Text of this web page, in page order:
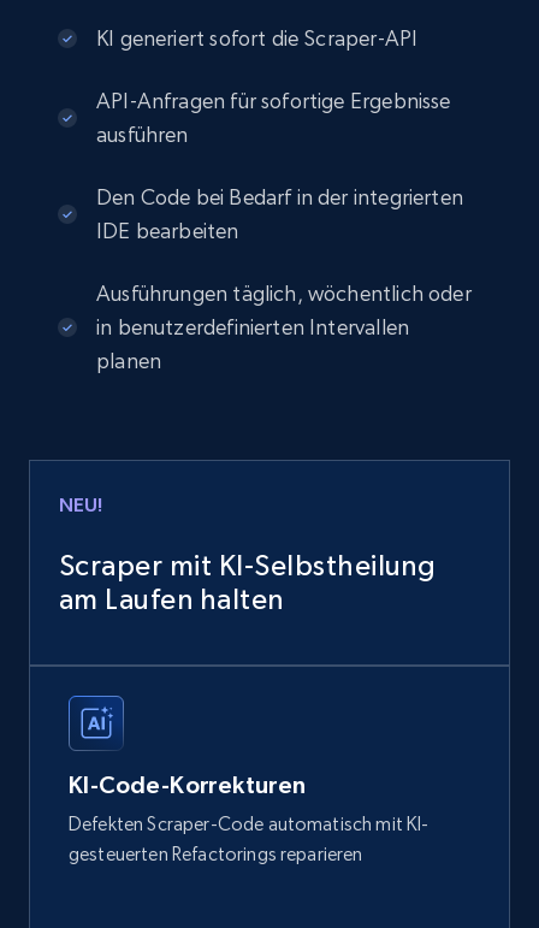
KI generiert sofort die Scraper-API
API-Anfragen für sofortige Ergebnisse
ausführen
Den Code bei Bedarf in der integrierten
IDE bearbeiten
Ausführungen täglich, wöchentlich oder
in benutzerdefinierten Intervallen
planen
NEU!
Scraper mit KI-Selbstheilung
am Laufen halten
KI-Code-Korrekturen
Defekten Scraper-Code automatisch mit KI-
gesteuerten Refactorings reparieren